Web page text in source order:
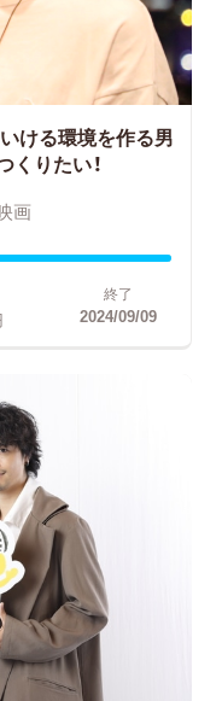
ける環境を作る男
くりたい！
画
終了
2024/09/09